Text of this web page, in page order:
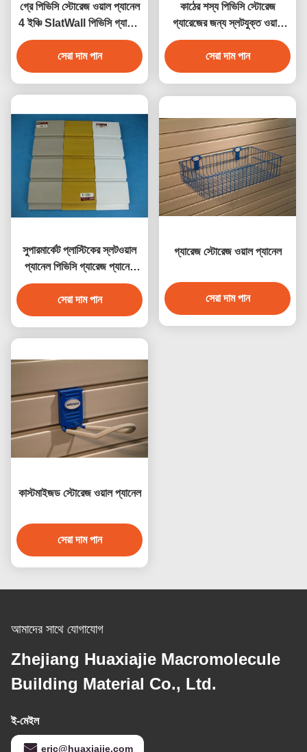
গ্রে পিভিসি স্টোরেজ ওয়াল প্যানেল
4 ইঞ্চি SlatWall পিভিসি গ্যারেজ
প্যানেল
সেরা দাম পান
কাঠের শস্য পিভিসি স্টোরেজ
গ্যারেজের জন্য স্লটযুক্ত ওয়াল
প্যানেল, জলরোধী
সেরা দাম পান
সুপারমার্কেট প্লাস্টিকের স্লটওয়াল
প্যানেল পিভিসি গ্যারেজ প্যানেল
জলরোধী
সেরা দাম পান
গ্যারেজ স্টোরেজ ওয়াল প্যানেল
সেরা দাম পান
কাস্টমাইজড স্টোরেজ ওয়াল প্যানেল
সেরা দাম পান
আমাদের সাথে যোগাযোগ
Zhejiang Huaxiajie Macromolecule
Building Material Co., Ltd.
ই-মেইল
eric@huaxiajie.com